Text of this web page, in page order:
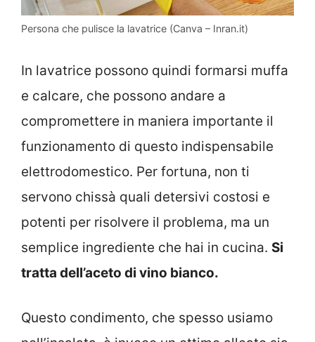
Persona che pulisce la lavatrice (Canva – Inran.it)
In lavatrice possono quindi formarsi muffa
e calcare, che possono andare a
compromettere in maniera importante il
funzionamento di questo indispensabile
elettrodomestico. Per fortuna, non ti
servono chissà quali detersivi costosi e
potenti per risolvere il problema, ma un
semplice ingrediente che hai in cucina. Si
tratta dell’aceto di vino bianco.
Questo condimento, che spesso usiamo